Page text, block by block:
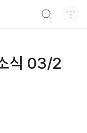
식 03/2